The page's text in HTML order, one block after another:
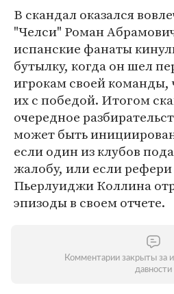
В скандал оказался
"Челси" Роман
испанские фанаты
бутылку, когда он шел
игрокам своей команды,
их с победой. Итогом
очередное
может быть
если один из клубов
жалобу, или если
Пьерлуиджи Коллина
эпизоды в своем отчете.
Комментарии закрыты за
давности